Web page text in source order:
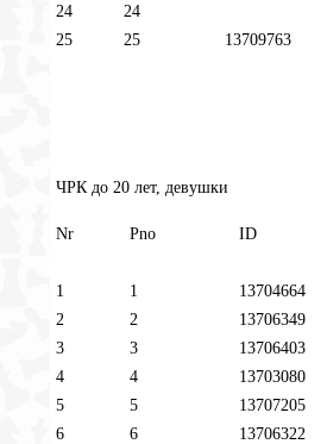
24
24
25
25 13709763
ЧРК до 20 лет, девушки
Nr Pno ID
1 1 13704664
2
2 13706349
3
3 13706403
4
4 13703080
5
5 13707205
6
6 13706322